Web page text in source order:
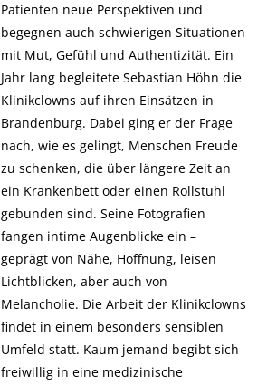
Patienten neue Perspektiven und
begegnen auch schwierigen Situationen
mit Mut, Gefühl und Authentizität. Ein
Jahr lang begleitete Sebastian Höhn die
Klinikclowns auf ihren Einsätzen in
Brandenburg. Dabei ging er der Frage
nach, wie es gelingt, Menschen Freude
zu schenken, die über längere Zeit an
ein Krankenbett oder einen Rollstuhl
gebunden sind. Seine Fotografien
fangen intime Augenblicke ein –
geprägt von Nähe, Hoffnung, leisen
Lichtblicken, aber auch von
Melancholie. Die Arbeit der Klinikclowns
findet in einem besonders sensiblen
Umfeld statt. Kaum jemand begibt sich
freiwillig in eine medizinische